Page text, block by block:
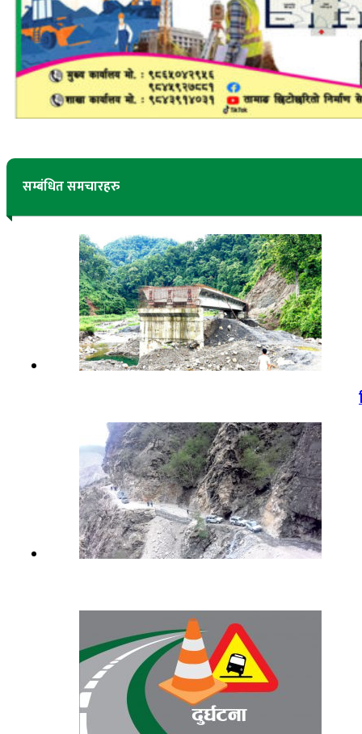
सम्बंधित समचारहरु